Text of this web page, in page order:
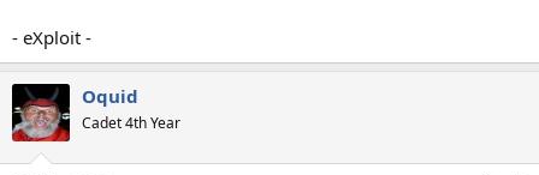
- eXploit -
Oquid
Cadet 4th Year